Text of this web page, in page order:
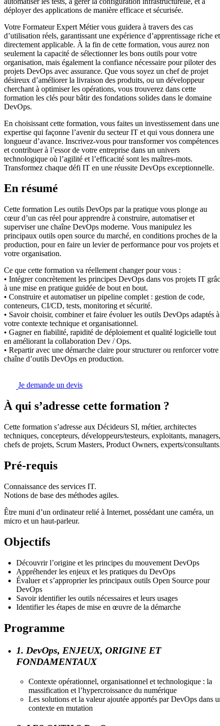
déployer des applications de manière efficace et sécurisée.
Votre Formateur Expert Métier vous guidera à travers des cas
d’utilisation réels, garantissant une expérience d’apprentissage riche et
directement applicable. À la fin de cette formation, vous aurez non
seulement la capacité de sélectionner les bons outils pour votre
organisation, mais également la confiance nécessaire pour piloter des
projets DevOps avec assurance. Que vous soyez un chef de projet
désireux d’améliorer la livraison des produits, ou un développeur
cherchant à optimiser les opérations, vous trouverez dans cette
formation les clés pour bâtir des fondations solides dans le domaine
DevOps.
En choisissant cette formation, vous faites un investissement dans une
expertise qui façonne l’avenir du secteur IT et qui vous donnera une
longueur d’avance. Inscrivez-vous pour transformer vos compétences
et contribuer à l’essor de votre entreprise dans un univers
technologique où l’agilité et l’efficacité sont les maîtres-mots.
Transformez chaque défi IT en une réussite DevOps exceptionnelle.
En résumé
Cette formation Les outils DevOps par la pratique vous plonge au
cœur d’un cas réel pour apprendre à construire, automatiser et
superviser une chaîne DevOps moderne. Vous manipulez les
principaux outils open source du marché, en conditions proches de la
production, pour en faire un levier de performance pour vos projets et
votre organisation.
Ce que cette formation va réellement changer pour vous :
• Intégrer concrètement les principes DevOps dans vos projets IT
à une mise en pratique guidée de bout en bout.
• Construire et automatiser un pipeline complet : gestion de code,
conteneurs, CI/CD, tests, monitoring et sécurité.
• Savoir choisir, combiner et faire évoluer les outils DevOps adaptés à
votre contexte technique et organisationnel.
• Gagner en fiabilité, rapidité de déploiement et qualité logicielle tout
en améliorant la collaboration Dev / Ops.
• Repartir avec une démarche claire pour structurer ou renforcer votre
chaîne d’outils DevOps en production.
Je demande un devis
À qui s’adresse cette formation ?
Cette formation s’adresse aux Décideurs SI, métier, architectes
techniques, concepteurs, développeurs/testeurs, exploitants, managers,
chefs de projets, Scrum Masters, Product Owners, experts/
Pré-requis
Connaissance des services IT.
Notions de base des méthodes agiles.
Être muni d’un ordinateur relié à Internet, possédant une caméra, un
micro et un haut-parleur.
Objectifs
Découvrir l’origine et les principes du mouvement DevOps
Appréhender les enjeux et les pratiques du DevOps
Évaluer et s’approprier les principaux outils Open Source pour
DevOps
Savoir identifier les outils nécessaires et leurs usages
Identifier les étapes de mise en œuvre de la démarche
Programme
1. DevOps, ENJEUX, ORIGINE ET
FONDAMENTAUX
Contexte opérationnel, organisationnel et technologique : la
massification et l’hypercroissance du numérique
Les solutions et la valeur ajoutée apportés par DevOps dans
contexte en mutation